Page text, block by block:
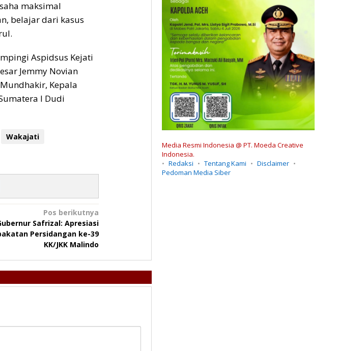
maksimal
belajar dari kasus
Aspidsus Kejati
Jemmy Novian
Kepala
I Dudi
Wakajati
Pos berikutnya
Safrizal: Apresiasi
Persidangan ke-39
KK/JKK Malindo
Media Resmi Indonesia @ PT. Moeda Creative
Indonesia.
Redaksi
Tentang Kami
Disclaimer
Pedoman Media Siber